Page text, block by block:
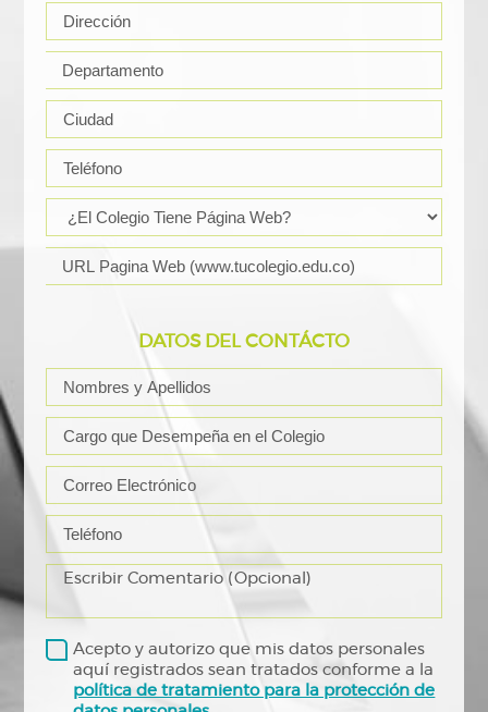
DATOS DEL CONTÁCTO
Acepto y autorizo que mis datos personales
aquí registrados sean tratados conforme a la
política de tratamiento para la protección de